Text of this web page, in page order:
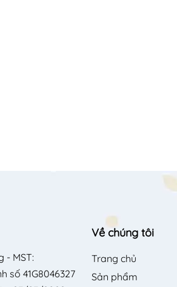
- MST:
số 41G8046327
Về chúng tôi
Trang chủ
Sản phẩm